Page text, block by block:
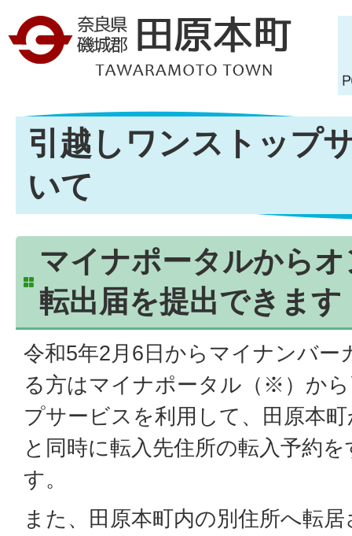
引越しワンストップ
いて
マイナポータルから
転出届を提出できます
令和5年2月6日からマイナンバー
る方はマイナポータル（※）か
プサービスを利用して、田原本
と同時に転入先住所の転入予約
す。
また、田原本町内の別住所へ転